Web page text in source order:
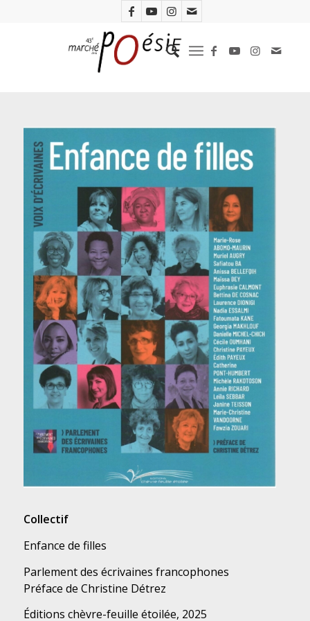
Collectif
Enfance de filles
Parlement des écrivaines francophones
Préface de Christine Détrez
Éditions chèvre-feuille étoilée, 2025